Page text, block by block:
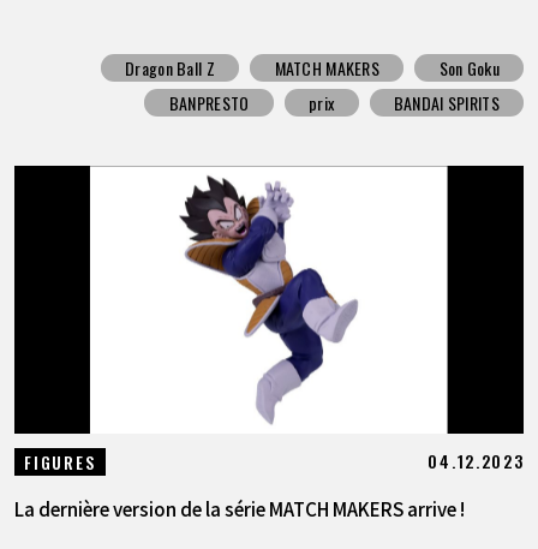
Dragon Ball Z MATCH MAKERS
Son Goku
BANPRESTO
prix BANDAI SPIRITS
FIGURES 04.12.2023
La dernière version de la série MATCH MAKERS arrive !